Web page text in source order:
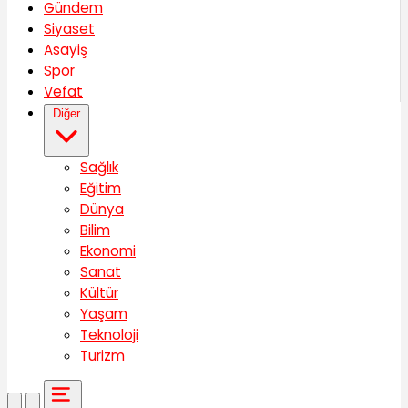
Gündem
Siyaset
Asayiş
Spor
Vefat
Diğer
Sağlık
Eğitim
Dünya
Bilim
Ekonomi
Sanat
Kültür
Yaşam
Teknoloji
Turizm